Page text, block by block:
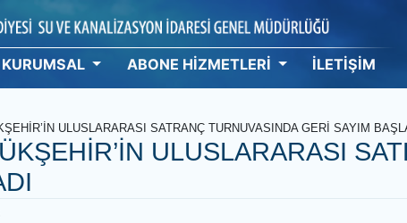
KURUMSAL ABONE HİZMETLERİ
ULUSLARARASI SATRANÇ TURNUVASINDA